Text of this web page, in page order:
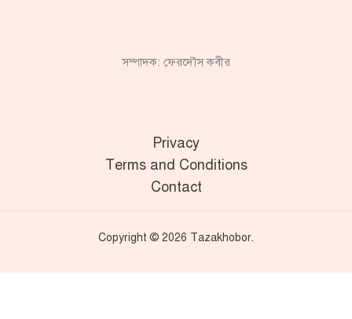
সম্পাদক: ফেরদৌস কবীর
Privacy
Terms and Conditions
Contact
Copyright © 2026 Tazakhobor.